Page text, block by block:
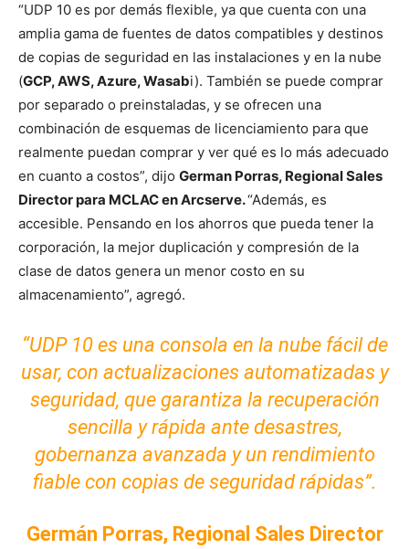
“UDP 10 es por demás flexible, ya que cuenta con una
amplia gama de fuentes de datos compatibles y destinos
de copias de seguridad en las instalaciones y en la nube
(GCP, AWS, Azure, Wasabi). También se puede comprar
por separado o preinstaladas, y se ofrecen una
combinación de esquemas de licenciamiento para que
realmente puedan comprar y ver qué es lo más adecuado
en cuanto a costos”, dijo German Porras, Regional Sales
Director para MCLAC en Arcserve.“Además, es
accesible. Pensando en los ahorros que pueda tener la
corporación, la mejor duplicación y compresión de la
clase de datos genera un menor costo en su
almacenamiento”, agregó.
“UDP 10 es una consola en la nube fácil de
usar, con actualizaciones automatizadas y
seguridad, que garantiza la recuperación
sencilla y rápida ante desastres,
gobernanza avanzada y un rendimiento
fiable con copias de seguridad rápidas”.
Germán Porras, Regional Sales Director